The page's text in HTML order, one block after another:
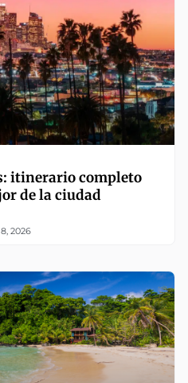
itinerario completo
de la ciudad
2026